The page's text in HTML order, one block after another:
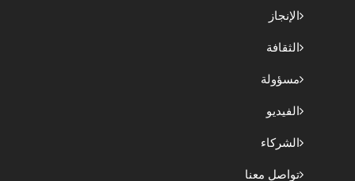
الإنجاز
الثقافة
مسؤولة
الفيديو
الشركاء
تواصل معنا